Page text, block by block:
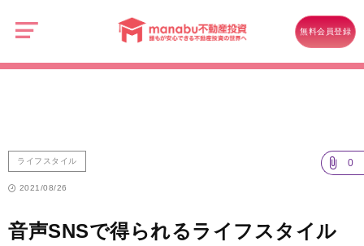
無料会員登録
音声SNSで得られるライフスタイルのヒント！空き時間に「ノウハウ貯
ライフスタイル 0
2021/08/26
音声SNSで得られるライフスタイル